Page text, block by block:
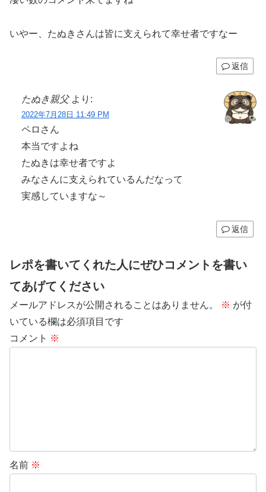
いやー、たぬきさんは皆に支えられて幸せ者ですなー
返信
たぬき親父 より:
2022年7月28日 11:49 PM
ペロさん
本当ですよね
たぬきは幸せ者ですよ
みなさんに支えられているんだなって
実感していますな～
返信
レポを書いてくれた人にぜひコメントを書い
てあげてください
メールアドレスが公開されることはありません。 ※ が付
いている欄は必須項目です
コメント ※
名前 ※